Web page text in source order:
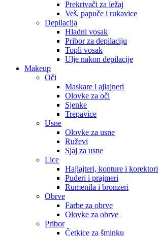
Prekrivači za ležaj
Veš, papuče i rukavice
Depilacija
Hladni vosak
Pribor za depilaciju
Topli vosak
Ulje nakon depilacije
Makeup
Oči
Maskare i ajlajneri
Olovke za oči
Sjenke
Trepavice
Usne
Olovke za usne
Ruževi
Sjaj za usne
Lice
Hajlajteri, konture i korektori
Puderi i prajmeri
Rumenila i bronzeri
Obrve
Farbe za obrve
Olovke za obrve
Pribor
Četkice za šminku